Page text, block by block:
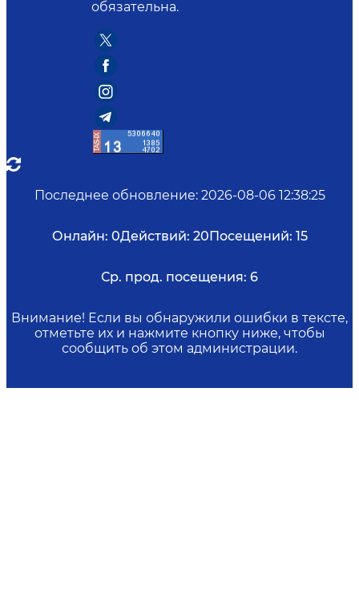
обязательна.
Последнее обновление: 2026-08-06 12:38:25
Онлайн: 0Действий: 20Посещений: 15
Ср. прод. посещения: 6
Внимание! Если вы обнаружили ошибки в тексте,
отметьте их и нажмите кнопку ниже, чтобы
сообщить об этом администрации.